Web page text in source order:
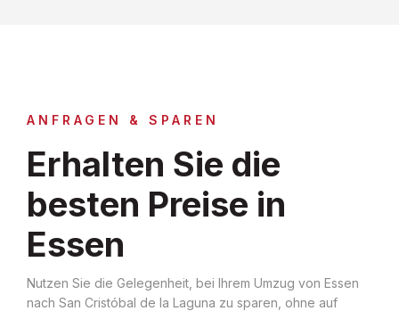
ANFRAGEN & SPAREN
Erhalten Sie die
besten Preise in
Essen
Nutzen Sie die Gelegenheit, bei Ihrem Umzug von Essen
nach San Cristóbal de la Laguna zu sparen, ohne auf